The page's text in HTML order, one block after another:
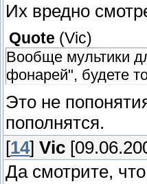
Их вредно
Quote (Vic)
Вообще мультики
фонарей", будете
Это не
пополнятся.
[14] Vic
Да смотрите,